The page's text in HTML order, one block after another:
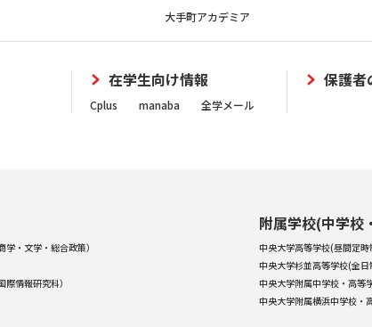
大手町アカデミア
在学生向け情報
Cplus manaba 全学メール
保護者
・文学・総合政策）
情報研究科）
附属学校(中学校
中央大学高等学校(昼間定時
中央大学杉並高等学校(全日
中央大学附属中学校・高等
中央大学附属横浜中学校・